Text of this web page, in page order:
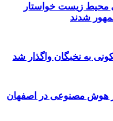
محیط زیست خواستار
شدند
هوش مصنوعی در اصفهان